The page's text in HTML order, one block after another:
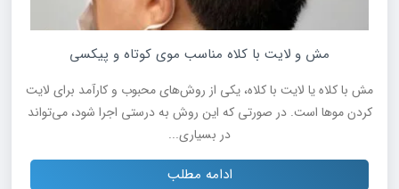
مش و لایت با کلاه مناسب موی کوتاه و پیکسی
مش با کلاه یا لایت با کلاه، یکی از روش‌های محبوب و کارآمد برای لایت
کردن موها است. در صورتی که این روش به درستی اجرا شود، می‌تواند
در بسیاری...
ادامه مطلب